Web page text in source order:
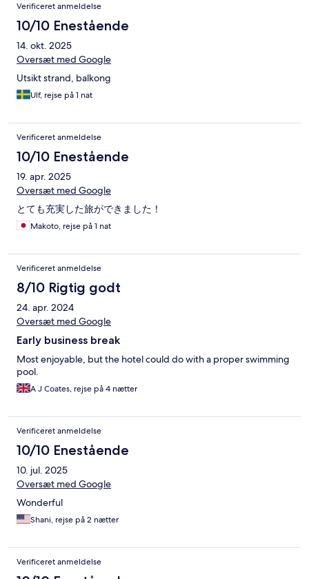
Verificeret anmeldelse
10/10 Enestående
14. okt. 2025
Oversæt med Google
Utsikt strand, balkong
Ulf, rejse på 1 nat
Verificeret anmeldelse
10/10 Enestående
19. apr. 2025
Oversæt med Google
とても充実した旅ができました！
Makoto, rejse på 1 nat
Verificeret anmeldelse
8/10 Rigtig godt
24. apr. 2024
Oversæt med Google
Early business break
Most enjoyable, but the hotel could do with a proper swimming
pool.
A J Coates, rejse på 4 nætter
Verificeret anmeldelse
10/10 Enestående
10. jul. 2025
Oversæt med Google
Wonderful
Shani, rejse på 2 nætter
Verificeret anmeldelse